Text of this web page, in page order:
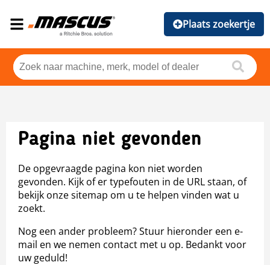
Plaats zoekertje
Pagina niet gevonden
De opgevraagde pagina kon niet worden
gevonden. Kijk of er typefouten in de URL staan, of
bekijk onze sitemap om u te helpen vinden wat u
zoekt.
Nog een ander probleem? Stuur hieronder een e-
mail en we nemen contact met u op. Bedankt voor
uw geduld!